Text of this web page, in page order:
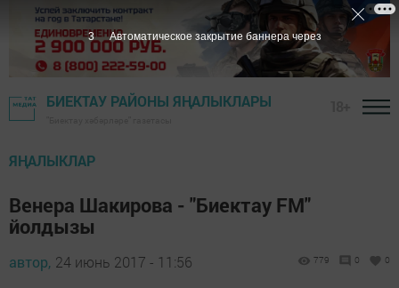
БИЕКТАУ РАЙОНЫ ЯҢАЛЫКЛАРЫ
ЯҢАЛЫКЛАР
Венера Шакирова - "Биектау FM"
йолдызы
автор, 24 июнь 2017 - 11:56 779 0 0
1 Автоматическое закрытие баннера через